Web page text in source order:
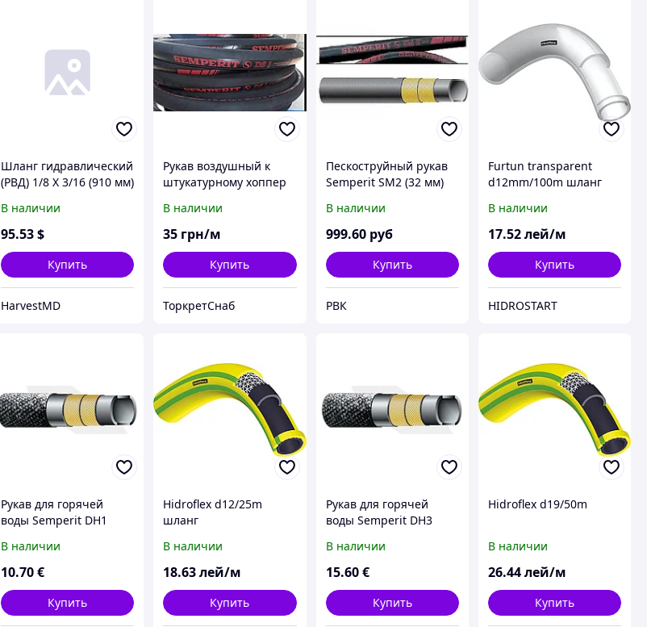
Шланг гидравлический
(РВД) 1/8 X 3/16 (910 мм)
В наличии
95.53$
Купить
HarvestMD
Рукав воздушный к
штукатурному хоппер
В наличии
35 грн/м
Купить
ТоркретСнаб
Пескоструйный рукав
Semperit SM2 (32 мм)
В наличии
999.60 руб
Купить
РВК
Furtun transparent
d12mm/100m шланг
В наличии
17.52лей/м
Купить
HIDROSTART
Рукав для горячей
воды Semperit DH1
В наличии
10.70€
Купить
Hidroflex d12/25m
шланг
В наличии
18.63лей/м
Купить
Рукав для горячей
воды Semperit DH3
В наличии
15.60 €
Купить
Hidroflex d19/50m
В наличии
26.44лей/м
Купить